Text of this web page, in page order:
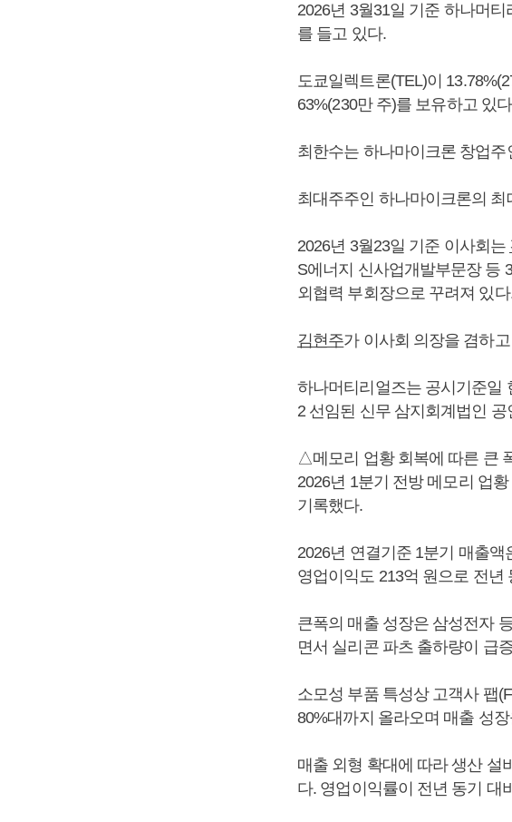
2026년 3월31일 기준 하나머
를 들고 있다.
도쿄일렉트론(TEL)이
63%(230만 주)를 보유하고 있
최한수는 하나마이크론 창업주
최대주주인 하나마이크론의 최
2026년 3월23일 기준 이사회는
S에너지 신사업개발부문장 등
외협력 부회장으로 꾸려져 있
김현주가 이사회 의장을 겸하
하나머티리얼즈는 공시기준일
2 선임된 신무 삼지회계법인
△메모리 업황 회복에 따른 큰
2026년 1분기 전방 메모리 업
기록했다.
2026년 연결기준 1분기 매출
영업이익도 213억 원으로 전년
큰폭의 매출 성장은 삼성전자
면서 실리콘 파츠 출하량이 급
소모성 부품 특성상 고객사 팹
80%대까지 올라오며 매출 성
매출 외형 확대에 따라 생산 설
다. 영업이익률이 전년 동기 대